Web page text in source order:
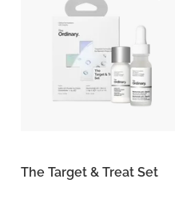
The Target & Treat Set